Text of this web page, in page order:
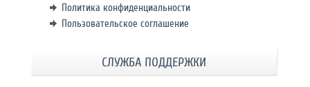
Политика конфиденциальности
Пользовательское соглашение
СЛУЖБА ПОДДЕРЖКИ